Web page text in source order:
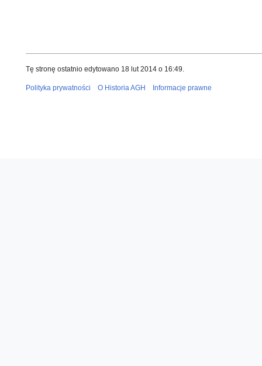
Tę stronę ostatnio edytowano 18 lut 2014 o 16:49.
Polityka prywatności O Historia AGH Informacje prawne